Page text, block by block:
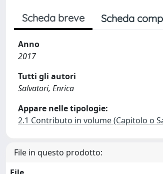
Scheda breve Scheda
Anno
2017
Tutti gli autori
Salvatori, Enrica
Appare nelle tipologie:
2.1 Contributo in volume (Capitolo o
File in questo prodotto: